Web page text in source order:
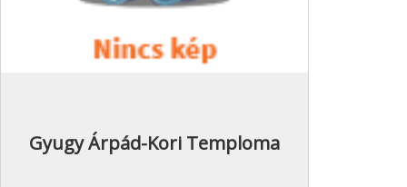
Gyugy Árpád-Kori Temploma